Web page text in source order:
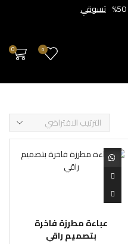
تسوقي
0
0
عباءة مطرزة فاخرة
بتصميم راقي